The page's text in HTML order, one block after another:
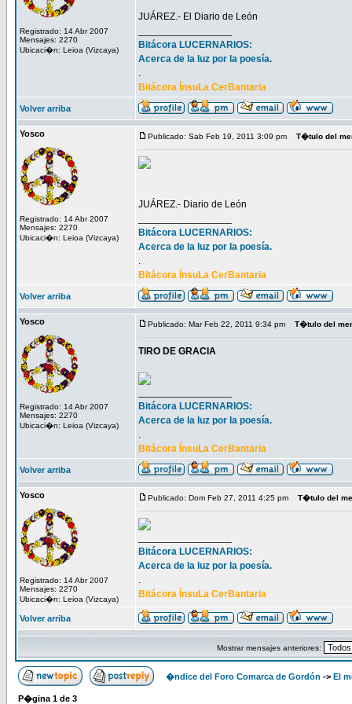
Registrado: 14 Abr 2007
Mensajes: 2270
Ubicaci�n: Leioa (Vizcaya)
JUÁREZ.- El Diario de León
Bitácora LUCERNARIOS:
Acerca de la luz por la poesía.
.
Bitácora ÍnsuLa CerBantaria
Volver arriba
Yosco
Registrado: 14 Abr 2007
Mensajes: 2270
Ubicaci�n: Leioa (Vizcaya)
Publicado: Sab Feb 19, 2011 3:09 pm T�tulo del
JUÁREZ.- Diario de León
Bitácora LUCERNARIOS:
Acerca de la luz por la poesía.
.
Bitácora ÍnsuLa CerBantaria
Volver arriba
Yosco
Registrado: 14 Abr 2007
Mensajes: 2270
Ubicaci�n: Leioa (Vizcaya)
Publicado: Mar Feb 22, 2011 9:34 pm T�tulo del
TIRO DE GRACIA
Bitácora LUCERNARIOS:
Acerca de la luz por la poesía.
.
Bitácora ÍnsuLa CerBantaria
Volver arriba
Yosco
Registrado: 14 Abr 2007
Mensajes: 2270
Ubicaci�n: Leioa (Vizcaya)
Publicado: Dom Feb 27, 2011 4:25 pm T�tulo del
Bitácora LUCERNARIOS:
Acerca de la luz por la poesía.
.
Bitácora ÍnsuLa CerBantaria
Volver arriba
Mostrar mensajes anteriores:
�ndice del Foro Comarca de Gordón -> El
P�gina 1 de 3